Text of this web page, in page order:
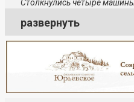
Столкнулись четыре
развернуть